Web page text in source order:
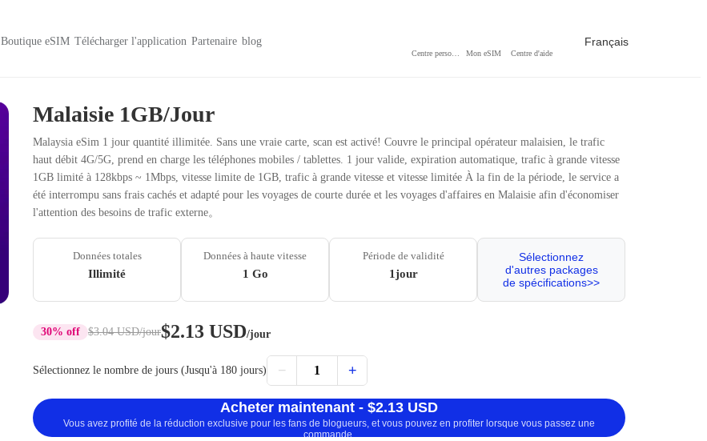
Boutique eSIM Télécharger l'application Partenaire blog
Mon eSIM Centre d'aide
Français
Malaisie 1GB/Jour
Malaysia eSim 1 jour quantité illimitée. Sans une vraie carte, scan est activé! Couvre le principal opérateur malaisien, le trafic
haut débit 4G/5G, prend en charge les téléphones mobiles / tablettes. 1 jour valide, expiration automatique, trafic à grande vitesse
1GB limité à 128kbps ~ 1Mbps, vitesse limite de 1GB, trafic à grande vitesse et vitesse limitée À la fin de la période, le service a
été interrompu sans frais cachés et adapté pour les voyages de courte durée et les voyages d'affaires en Malaisie afin d'économiser
l'attention des besoins de trafic externe。
Données totales
Illimité
Données à haute vitesse
1 Go
Période de validité
1jour
Sélectionnez
d'autres packages
de spécifications>>
30% off $3.04 USD/jour$2.13 USD/jour
Sélectionnez le nombre de jours (Jusqu'à 180 jours) − 1 +
Acheter maintenant - $2.13 USD
Vous avez profité de la réduction exclusive pour les fans de blogueurs, et vous pouvez en profiter lorsque vous passez une
commande.